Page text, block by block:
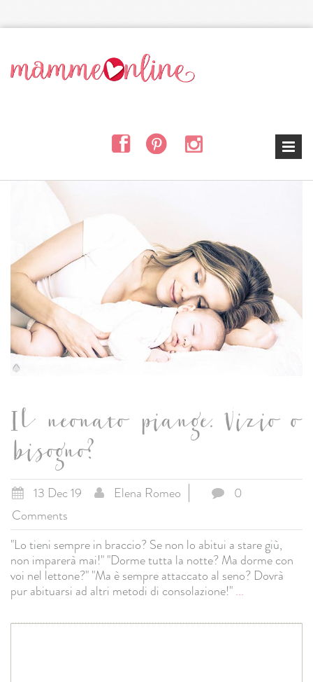
Il neonato piange. Vizio o
bisogno?
13 Dec 19 Elena Romeo
0
Comments
"Lo tieni sempre in braccio? Se non lo abitui a stare giù,
non imparerà mai!" "Dorme tutta la notte? Ma dorme con
voi nel lettone?" "Ma è sempre attaccato al seno? Dovrà
pur abituarsi ad altri metodi di consolazione!"...